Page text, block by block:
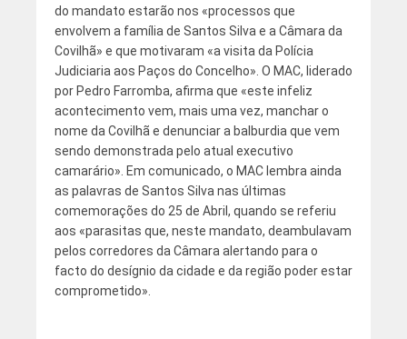
do mandato estarão nos «processos que
envolvem a família de Santos Silva e a Câmara da
Covilhã» e que motivaram «a visita da Polícia
Judiciaria aos Paços do Concelho». O MAC, liderado
por Pedro Farromba, afirma que «este infeliz
acontecimento vem, mais uma vez, manchar o
nome da Covilhã e denunciar a balburdia que vem
sendo demonstrada pelo atual executivo
camarário». Em comunicado, o MAC lembra ainda
as palavras de Santos Silva nas últimas
comemorações do 25 de Abril, quando se referiu
aos «parasitas que, neste mandato, deambulavam
pelos corredores da Câmara alertando para o
facto do desígnio da cidade e da região poder estar
comprometido».